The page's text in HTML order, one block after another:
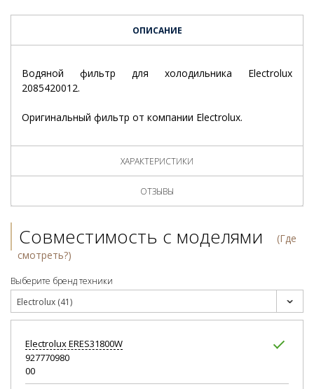
ОПИСАНИЕ
Водяной фильтр для холодильника Electrolux
2085420012.
Оригинальный фильтр от компании Electrolux.
ХАРАКТЕРИСТИКИ
ОТЗЫВЫ
Совместимость с моделями
(Где
смотреть?)
Выберите бренд техники
Electrolux (41)
ElectroluxERES31800W
927770980
00